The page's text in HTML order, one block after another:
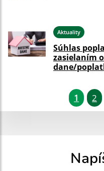
Aktuality
Súhlas
zasielaním
dane/
1 2